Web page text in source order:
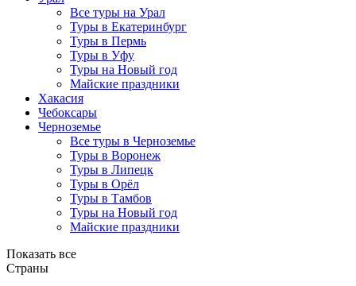
Все туры на Урал
Туры в Екатеринбург
Туры в Пермь
Туры в Уфу
Туры на Новый год
Майские праздники
Хакасия
Чебоксары
Черноземье
Все туры в Черноземье
Туры в Воронеж
Туры в Липецк
Туры в Орёл
Туры в Тамбов
Туры на Новый год
Майские праздники
Показать все
Страны